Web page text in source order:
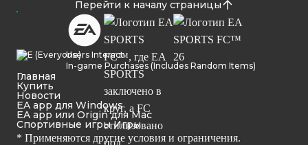
Перейти к началу страницы
Users Interact
In-game Purchases (Includes Random Items)
Главная
Купить
Новости
EA app для Windows
EA app или Origin для Mac
Спортивные игры Игры
* Применяются другие условия и ограничения.